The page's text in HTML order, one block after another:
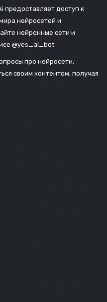
предоставляет доступ к
нейросетей и
нейронные сети и
@yes_ai_bot
про нейросети,
своим контентом, получая